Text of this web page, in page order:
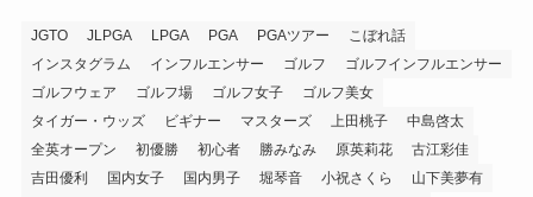
JGTO JLPGA LPGA PGA PGAツアー
こぼれ話
インスタグラム
インフルエンサー ゴルフ
ゴルフインフルエンサー
ゴルフウェア
ゴルフ場 ゴルフ女子
ゴルフ美女
タイガー・ウッズ
ビギナー マスターズ 上田桃子
中島啓太
全英オープン
初優勝 初心者 勝みなみ 原英莉花
古江彩佳
吉田優利
国内女子 国内男子 堀琴音 小祝さくら
山下美夢有